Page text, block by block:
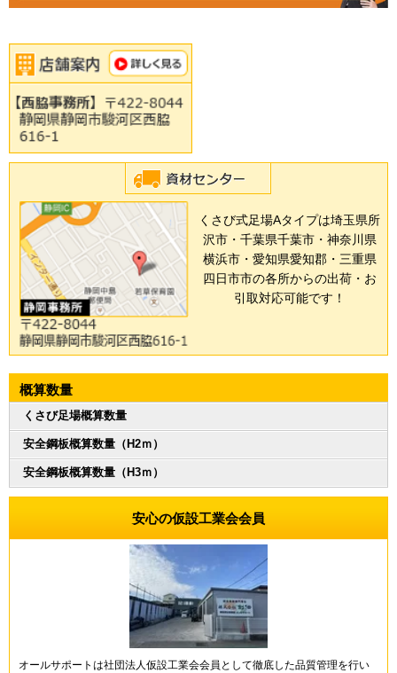
くさび式足場Aタイプは埼玉県所
沢市・千葉県千葉市・神奈川県
横浜市・愛知県愛知郡・三重県
四日市市の各所からの出荷・お
引取対応可能です！
概算数量
くさび足場概算数量
安全鋼板概算数量（H2ｍ）
安全鋼板概算数量（H3ｍ）
安心の仮設工業会会員
オールサポートは社団法人仮設工業会会員として徹底した品質管理を行い